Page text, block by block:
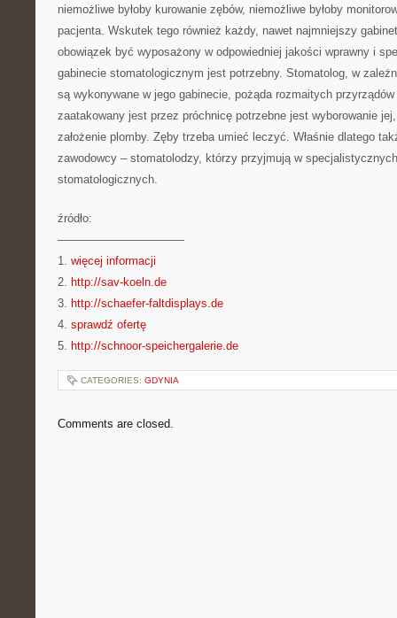
niemożliwe byłoby kurowanie zębów, niemożliwe byłoby
pacjenta. Wskutek tego również każdy, nawet najmniejszy
obowiązek być wyposażony w odpowiedniej jakości wprawny i
gabinecie stomatologicznym jest potrzebny. Stomatolog, w
są wykonywane w jego gabinecie, pożąda rozmaitych
zaatakowany jest przez próchnicę potrzebne jest wyborowanie
założenie plomby. Zęby trzeba umieć leczyć. Właśnie dlatego
zawodowcy – stomatolodzy, którzy przyjmują w
stomatologicznych.
źródło:
———————————
1. więcej informacji
2. http://sav-koeln.de
3. http://schaefer-faltdisplays.de
4. sprawdź ofertę
5. http://schnoor-speichergalerie.de
CATEGORIES: GDYNIA
Comments are closed.